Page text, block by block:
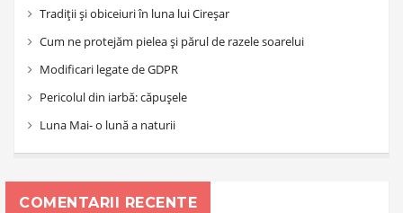
Tradiții și obiceiuri în luna lui Cireșar
Cum ne protejăm pielea și părul de razele soarelui
Modificari legate de GDPR
Pericolul din iarbă: căpușele
Luna Mai- o lună a naturii
COMENTARII RECENTE